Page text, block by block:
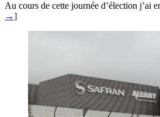
Au cours de cette journée d’élection j’ai
→]